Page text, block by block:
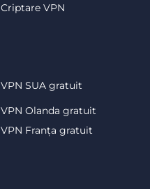
Criptare VPN
VPN SUA gratuit
VPN Olanda gratuit
VPN Franța gratuit